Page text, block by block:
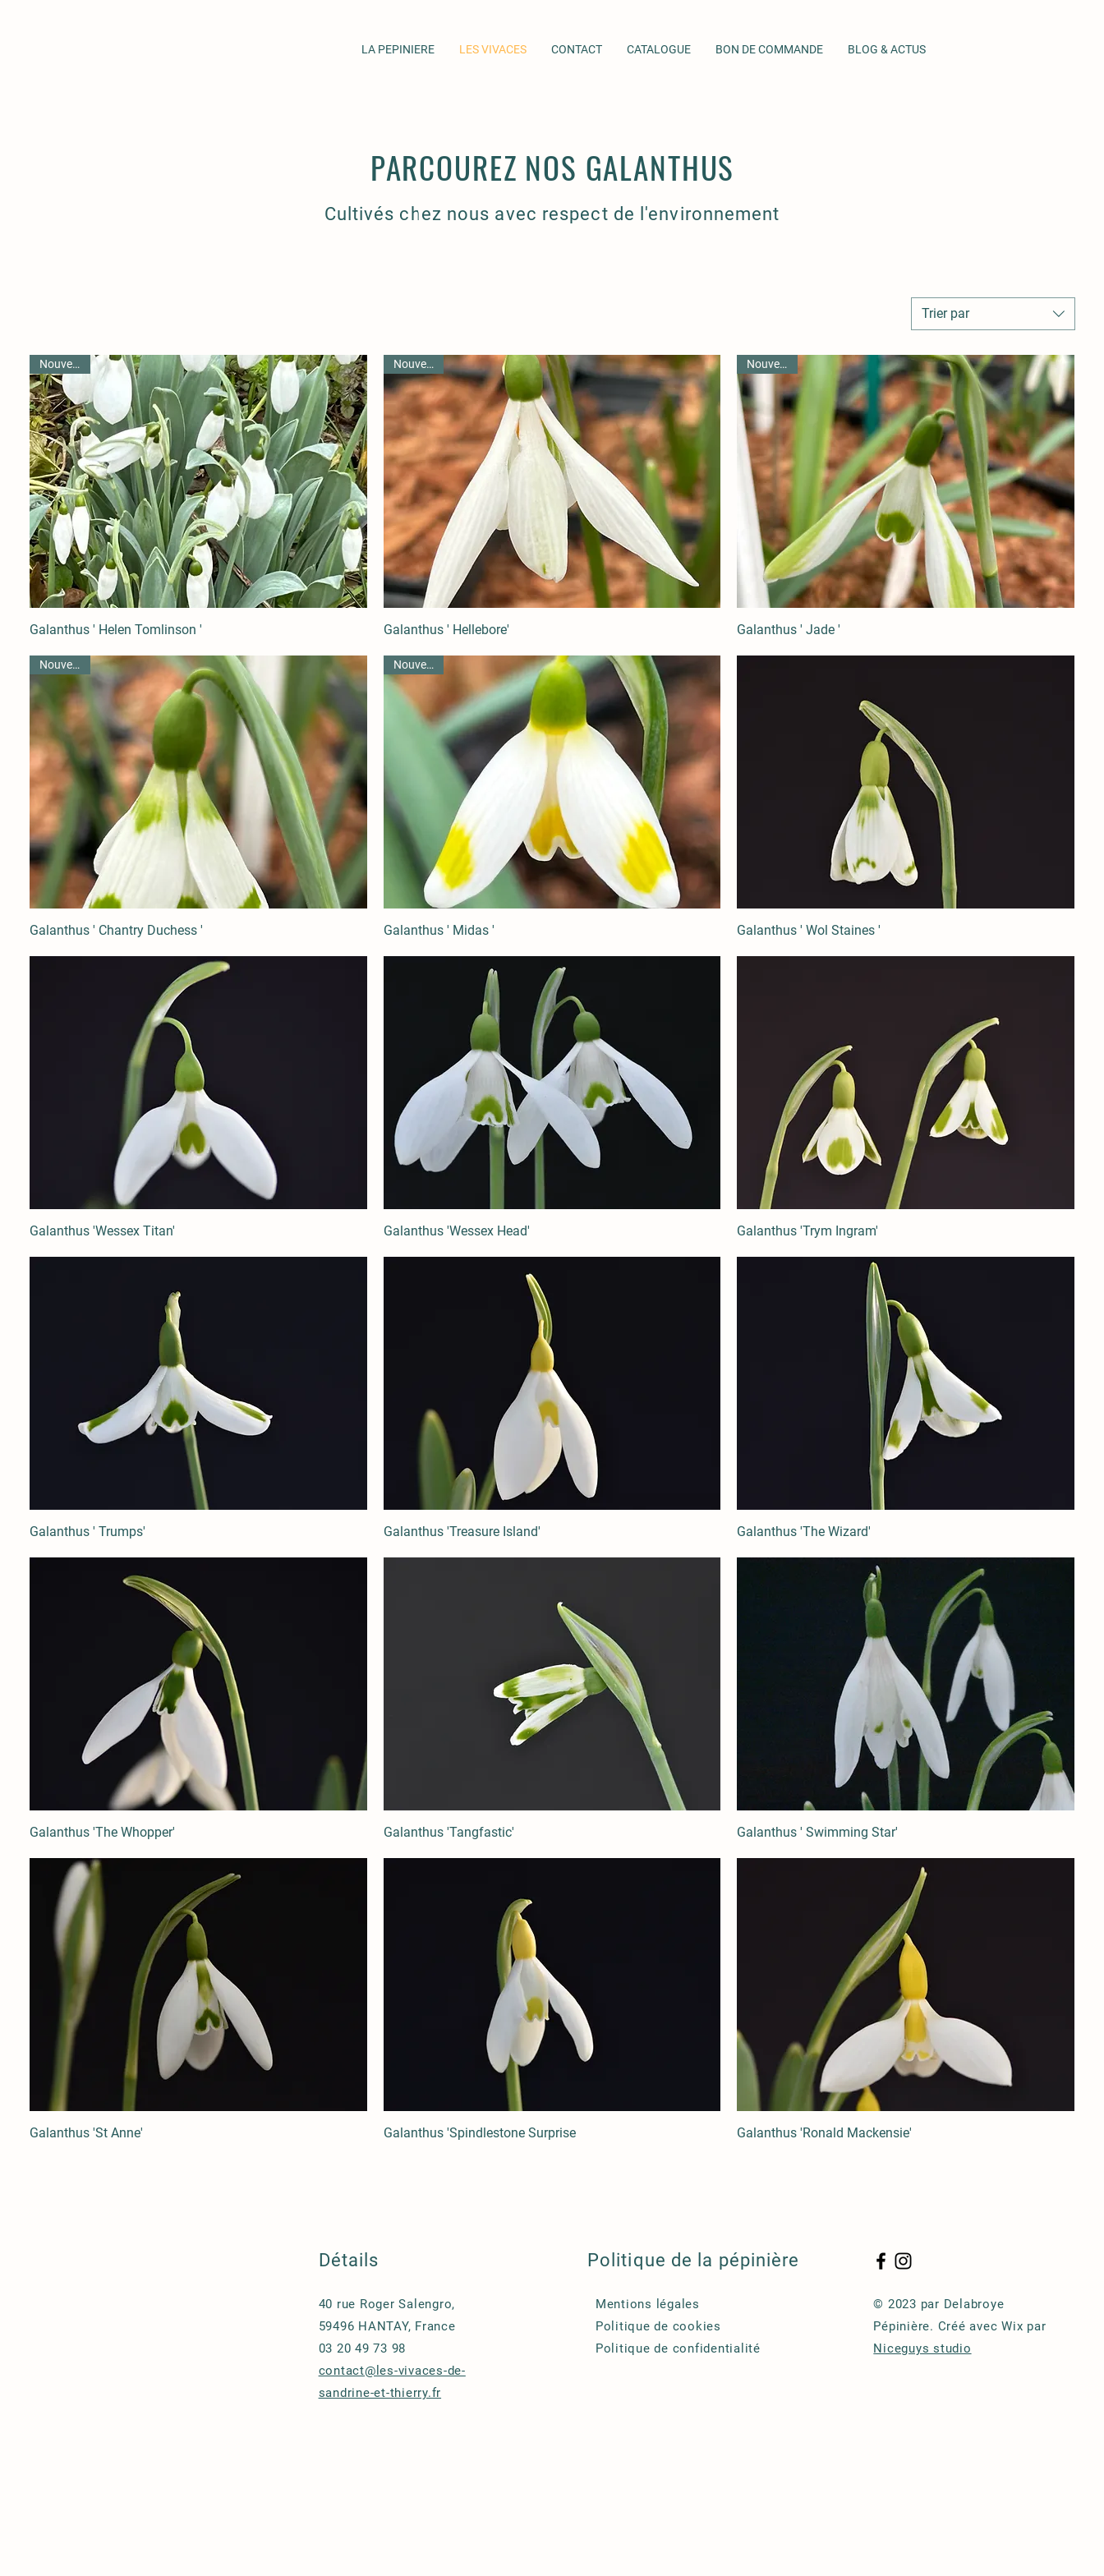
LA PEPINIERE LES VIVACES CONTACT CATALOGUE BON DE COMMANDE BLOG & ACTUS
PARCOUREZ NOS GALANTHUS
Cultivés chez nous avec respect de l'environnement
Trier par
Nouveauté
Galanthus ' Helen Tomlinson '
Nouveauté
Galanthus ' Hellebore'
Nouveauté
Galanthus ' Jade '
Nouveauté
Galanthus ' Chantry Duchess '
Nouveauté
Galanthus ' Midas ' Galanthus ' Wol Staines '
Galanthus 'Wessex Titan' Galanthus 'Wessex Head' Galanthus 'Trym Ingram'
Galanthus ' Trumps' Galanthus 'Treasure Island' Galanthus 'The Wizard'
Galanthus 'The Whopper' Galanthus 'Tangfastic' Galanthus ' Swimming Star'
Galanthus 'St Anne' Galanthus 'Spindlestone Surprise Galanthus 'Ronald Mackensie'
Détails
40 rue Roger Salengro,
59496 HANTAY, France
03 20 49 73 98
contact@les-vivaces-de-
sandrine-et-thierry.fr
Politique de la pépinière
Mentions légales
Politique de cookies
Politique de confidentialité
© 2023 par Delabroye
Pépinière. Créé avec Wix par
Niceguys studio